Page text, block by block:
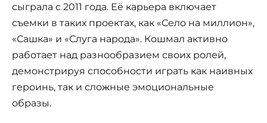
сыграла с 2011 года. Её карьера включает
съемки в таких проектах, как «Село на миллион»,
«Сашка» и «Слуга народа». Кошмал активно
работает над разнообразием своих ролей,
демонстрируя способности играть как наивных
героинь, так и сложные эмоциональные
образы.